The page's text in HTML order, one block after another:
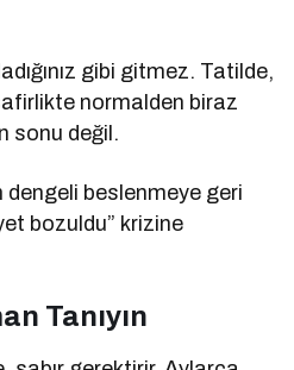
gibi gitmez. Tatilde,
normalden biraz
sonu değil.
beslenmeye geri
bozuldu” krizine
Tanıyın